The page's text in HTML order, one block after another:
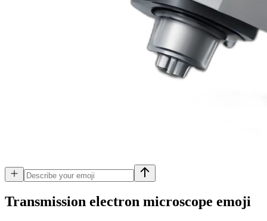
Transmission electron microscope emoji